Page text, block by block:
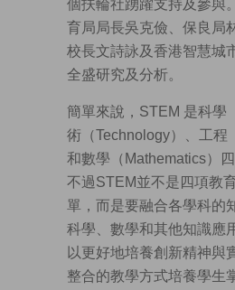
個扶輪社踴躍支持及參與
育局局長吳克儉、保良局
校長文詩詠及香港智慧城
全盛研究及分析。
簡單來說，STEM 是科學
術（Technology）、工程
和數學（Mathematics）
不過STEM並不是四項教
單，而是要融合各學科的
科學、數學和其他知識應
以更好地培養創新精神與
整合的教學方式培養學生